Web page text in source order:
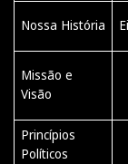
Nossa História
Missão e
Visão
Princípios
Políticos